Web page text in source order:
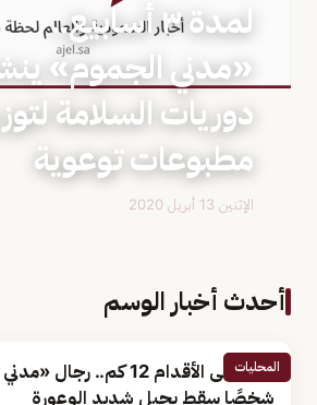
لمدة ٣ أسابيع..
«مدني الجموم»
دوريات السلامة
مطبوعات توعوية
الإثنين 13 أبريل 2020
أحدث أخبار الوسم
المحليات
سيرًا على الأقدام 12 كم..
شخصًا سقط بجبل شديد الوعورة